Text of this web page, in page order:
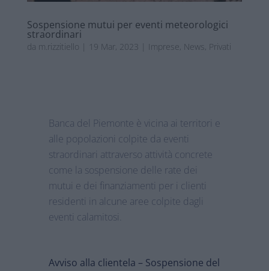
Sospensione mutui per eventi meteorologici
straordinari
da m.rizzitiello 19 Mar, 2023 Imprese, News, Privati
Banca del Piemonte è vicina ai territori e
alle popolazioni colpite da eventi
straordinari attraverso attività concrete
come la sospensione delle rate dei
mutui e dei finanziamenti per i clienti
residenti in alcune aree colpite dagli
eventi calamitosi.
Avviso alla clientela – Sospensione del